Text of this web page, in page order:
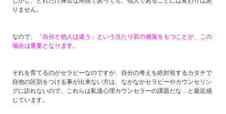
りません。
なので、
「自分と他人は違う」という当たり前の感覚をもつことが、この
場合は重要となります。
それを育てるのがセラピーなのですが、自分の考えを絶対視するカタチで
自他の区別をつける事が出来ない方は、なかなかセラピーやカウンセリン
グに訪れないので、これらは私達心理カウンセラーの課題だな…と最近感
じています。